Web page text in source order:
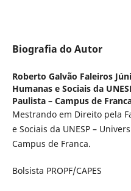
Biografia do Autor
Roberto Galvão Faleiros
Humanas e Sociais da
Paulista – Campus de
Mestrando em Direito pela
e Sociais da UNESP –
Campus de Franca.
Bolsista PROPF/CAPES